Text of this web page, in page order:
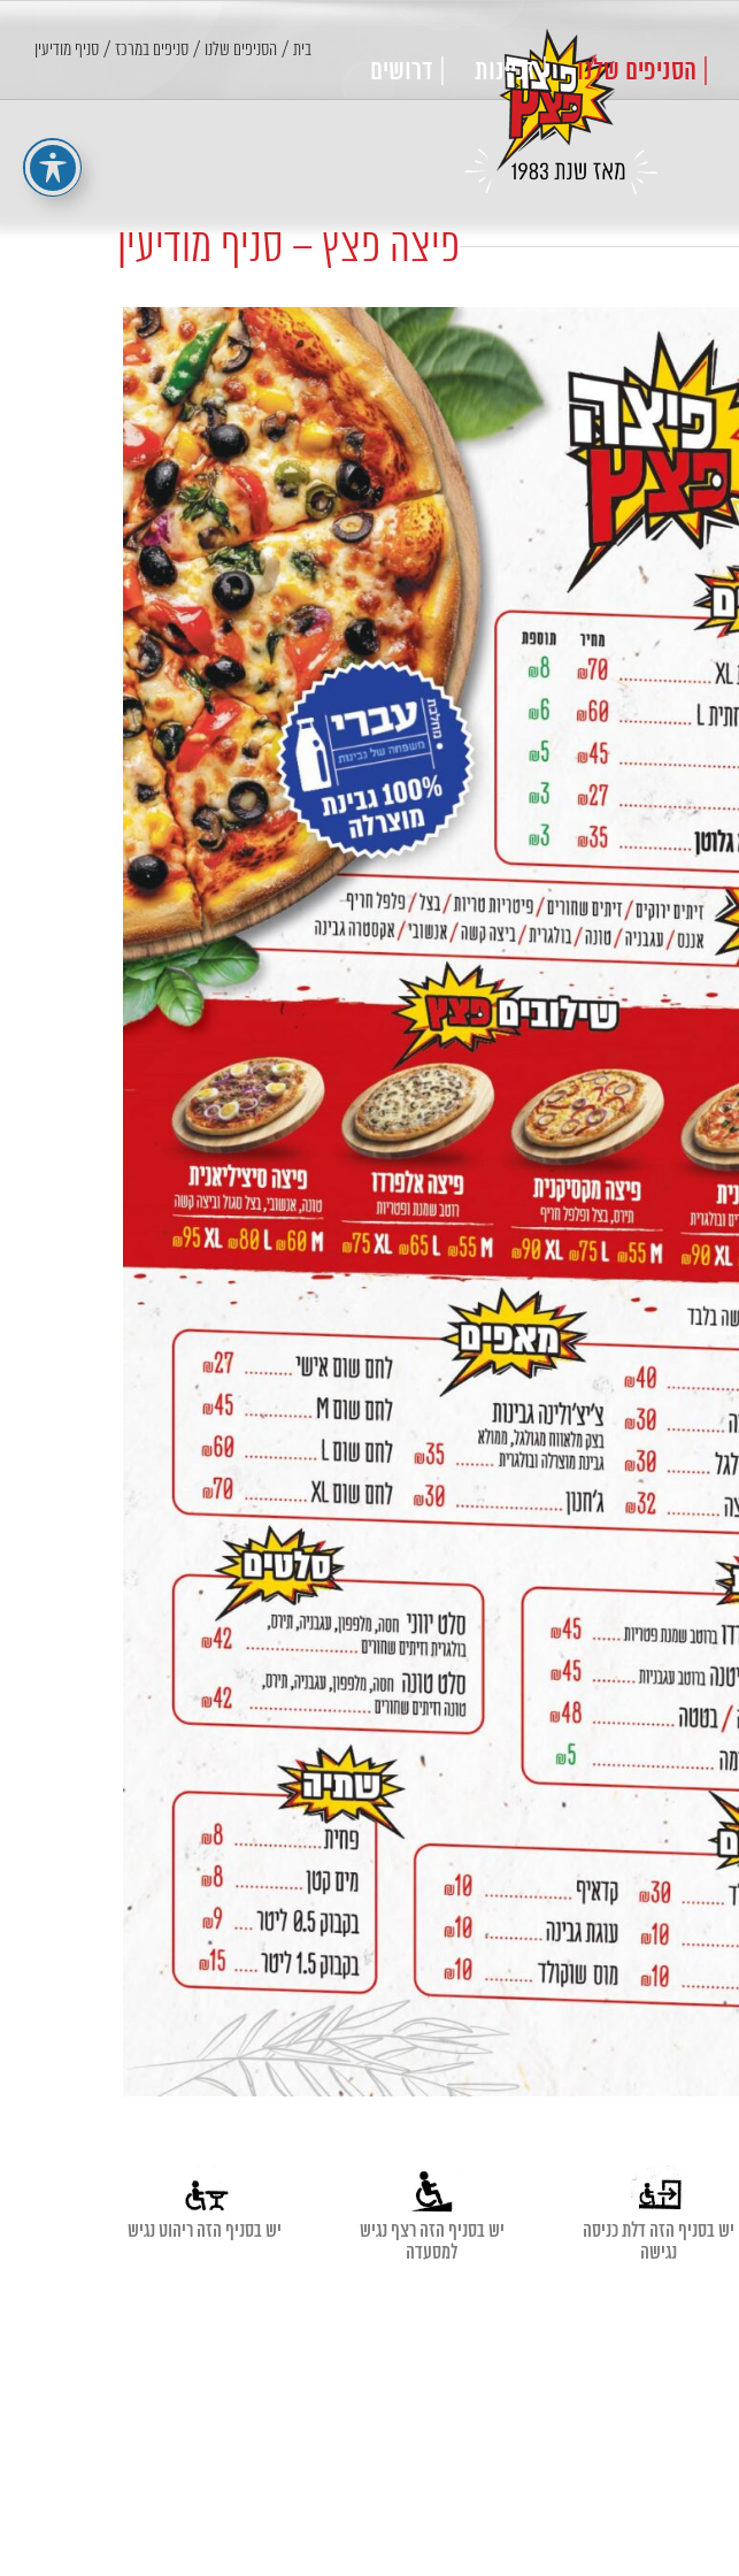
| הסניפים שלנו | זכיינות | דרושים
בית / הסניפים שלנו / סניפים במרכז / סניף מודיעין
פיצה פצץ – סניף מודיעין
יש בסניף הזה דלת כניסה
נגישה
יש בסניף הזה רצף נגיש
למסעדה
יש בסניף הזה ריהוט נגיש